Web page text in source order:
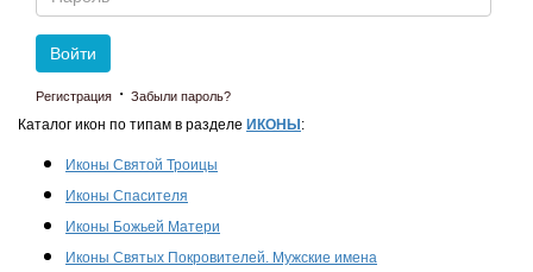
Войти
Регистрация · Забыли пароль?
Каталог икон по типам в разделе ИКОНЫ :
Иконы Святой Троицы
Иконы Спасителя
Иконы Божьей Матери
Иконы Святых Покровителей. Мужские имена